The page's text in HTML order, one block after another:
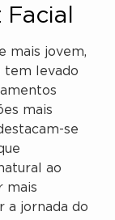
mais jovem,
tem levado
mais
se
ao
mais
a jornada do